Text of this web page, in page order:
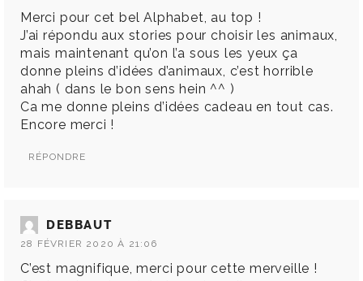
Merci pour cet bel Alphabet, au top !
J’ai répondu aux stories pour choisir les animaux,
mais maintenant qu’on l’a sous les yeux ça
donne pleins d’idées d’animaux, c’est horrible
ahah ( dans le bon sens hein ^^ )
Ca me donne pleins d’idées cadeau en tout cas.
Encore merci !
RÉPONDRE
DEBBAUT
28 FÉVRIER 2020 À 21:06
C’est magnifique, merci pour cette merveille !